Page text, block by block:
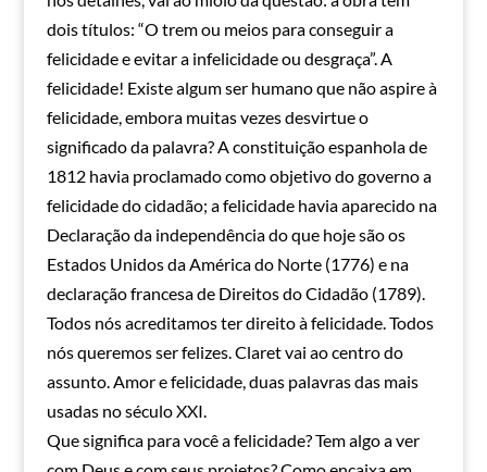
dois títulos: “O trem ou meios para conseguir a
felicidade e evitar a infelicidade ou desgraça”. A
felicidade! Existe algum ser humano que não aspire à
felicidade, embora muitas vezes desvirtue o
significado da palavra? A constituição espanhola de
1812 havia proclamado como objetivo do governo a
felicidade do cidadão; a felicidade havia aparecido na
Declaração da independência do que hoje são os
Estados Unidos da América do Norte (1776) e na
declaração francesa de Direitos do Cidadão (1789).
Todos nós acreditamos ter direito à felicidade. Todos
nós queremos ser felizes. Claret vai ao centro do
assunto. Amor e felicidade, duas palavras das mais
usadas no século XXI.
Que significa para você a felicidade? Tem algo a ver